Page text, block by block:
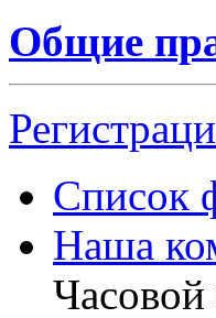
Общие
Список
Наша